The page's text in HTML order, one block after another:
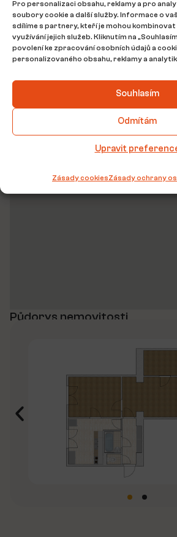
Pro personalizaci obsahu, reklamy a pro
soubory cookie a další služby. Informace o
sdílíme s partnery, kteří je mohou kombinovat
využívání jejich služeb. Kliknutím na
povolení ke zpracování osobních údajů a
personalizovaného obsahu, reklamy a
Souhlasím
Odmítám
Upravit
Zásady cookiesZásady ochrany
Stav objektu:
Typ stavby:
Bezbariérový přístup:
Půdorys nemovitosti